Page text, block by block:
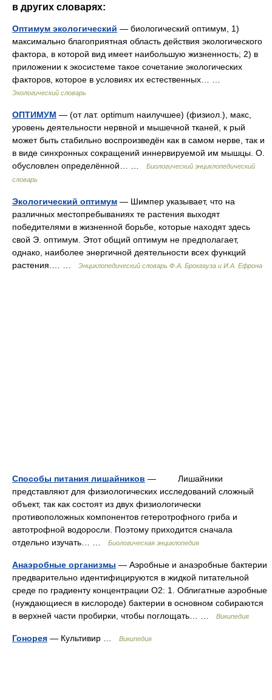
в других словарях:
Оптимум экологический — биологический оптимум, 1)
максимально благоприятная область действия экологического
фактора, в которой вид имеет наибольшую жизненность; 2) в
приложении к экосистеме такое сочетание экологических
факторов, которое в условиях их естественных… …
Экологический словарь
ОПТИМУМ — (от лат. optimum наилучшее) (физиол.), макс,
уровень деятельности нервной и мышечной тканей, к рый
может быть стабильно воспроизведён как в самом нерве, так и
в виде синхронных сокращений иннервируемой им мышцы. О.
обусловлен определённой… …
Биологический энциклопедический
словарь
Экологический оптимум — Шимпер указывает, что на
различных местопребываниях те растения выходят
победителями в жизненной борьбе, которые находят здесь
свой Э. оптимум. Этот общий оптимум не предполагает,
однако, наиболее энергичной деятельности всех функций
растения.… …
Энциклопедический словарь Ф.А. Брокгауза и И.А. Ефрона
Способы питания лишайников — Лишайники
представляют для физиологических исследований сложный
объект, так как состоят из двух физиологически
противоположных компонентов гетеротрофного гриба и
автотрофной водоросли. Поэтому приходится сначала
отдельно изучать… …
Биологическая энциклопедия
Анаэробные организмы — Аэробные и анаэробные бактерии
предварительно идентифицируются в жидкой питательной
среде по градиенту концентрации O2: 1. Облигатные аэробные
(нуждающиеся в кислороде) бактерии в основном собираются
в верхней части пробирки, чтобы поглощать… …
Википедия
Гонорея — Культивир … Википедия